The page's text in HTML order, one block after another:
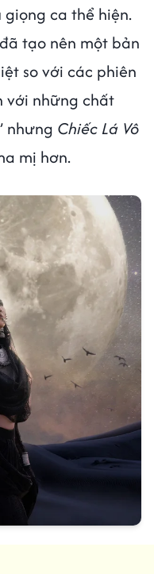
ca thể hiện.
tạo nên một bản
so với các phiên
với những chất
nhưng Chiếc Lá Vô
mị hơn.